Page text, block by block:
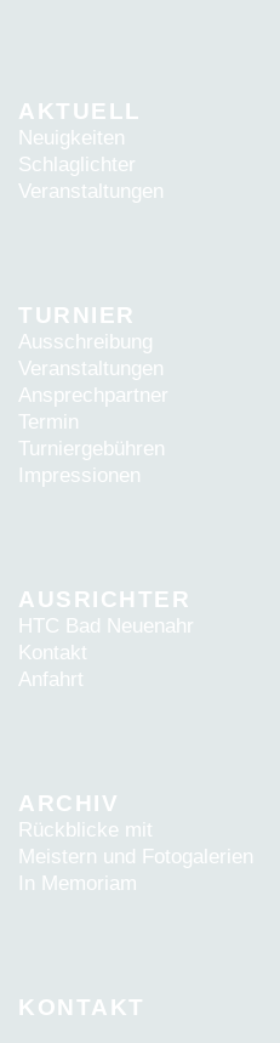
AKTUELL
Neuigkeiten
Schlaglichter
Veranstaltungen
TURNIER
Ausschreibung
Veranstaltungen
Ansprechpartner
Termin
Turniergebühren
Impressionen
AUSRICHTER
HTC Bad Neuenahr
Kontakt
Anfahrt
ARCHIV
Rückblicke mit
Meistern und Fotogalerien
In Memoriam
KONTAKT